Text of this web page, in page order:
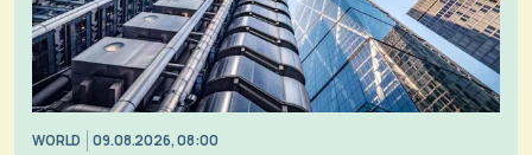
WORLD 09.08.2026, 08:00